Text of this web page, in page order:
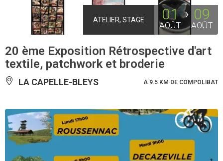
ATELIER, STAGE 01
AOÛT
09
AOÛT
20 ème Exposition Rétrospective d'art
textile, patchwork et broderie
LA CAPELLE-BLEYS À 9.5 KM DE COMPOLIBAT